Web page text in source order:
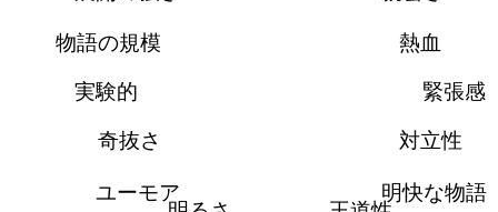
熱血
緊張感
対立性
明快な物語
ユーモア
奇抜さ
実験的
物語の規模